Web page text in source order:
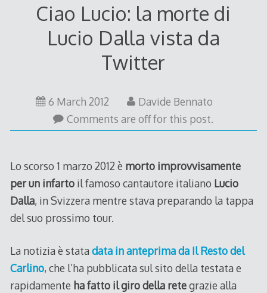
Ciao Lucio: la morte di
Lucio Dalla vista da
Twitter
6 March 2012
March
Davide Bennato
Comments are off for this post.
Lo scorso 1 marzo 2012 è morto improvvisamente
per un infartoil famoso cantautore italiano Lucio
Dalla, in Svizzera mentre stava preparando la tappa
del suo prossimo tour.
La notizia è statadata in anteprima da Il Resto del
Carlino, che l’ha pubblicata sul sito della testata e
rapidamente ha fatto il giro della retegrazie alla